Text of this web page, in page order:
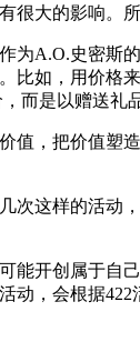
大的影响。
A.O.史密
如，用价
而是以赠送礼
，把价值
这样的活
开创属于自
，会根据